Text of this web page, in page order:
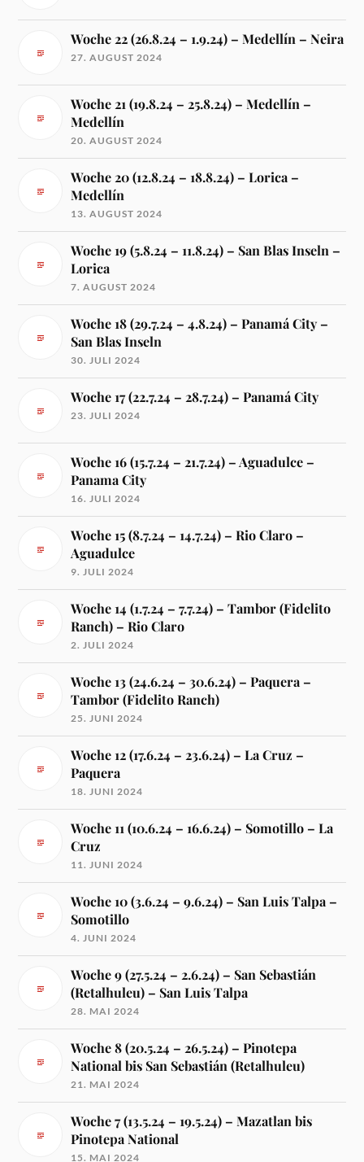
Woche 22 (26.8.24 – 1.9.24) – Medellín – Neira
27. AUGUST 2024
Woche 21 (19.8.24 – 25.8.24) – Medellín –
Medellín
20. AUGUST 2024
Woche 20 (12.8.24 – 18.8.24) – Lorica –
Medellín
13. AUGUST 2024
Woche 19 (5.8.24 – 11.8.24) – San Blas Inseln –
Lorica
7. AUGUST 2024
Woche 18 (29.7.24 – 4.8.24) – Panamá City –
San Blas Inseln
30. JULI 2024
Woche 17 (22.7.24 – 28.7.24) – Panamá City
23. JULI 2024
Woche 16 (15.7.24 – 21.7.24) – Aguadulce –
Panama City
16. JULI 2024
Woche 15 (8.7.24 – 14.7.24) – Rio Claro –
Aguadulce
9. JULI 2024
Woche 14 (1.7.24 – 7.7.24) – Tambor (Fidelito
Ranch) – Rio Claro
2. JULI 2024
Woche 13 (24.6.24 – 30.6.24) – Paquera –
Tambor (Fidelito Ranch)
25. JUNI 2024
Woche 12 (17.6.24 – 23.6.24) – La Cruz –
Paquera
18. JUNI 2024
Woche 11 (10.6.24 – 16.6.24) – Somotillo – La
Cruz
11. JUNI 2024
Woche 10 (3.6.24 – 9.6.24) – San Luis Talpa –
Somotillo
4. JUNI 2024
Woche 9 (27.5.24 – 2.6.24) – San Sebastián
(Retalhuleu) – San Luis Talpa
28. MAI 2024
Woche 8 (20.5.24 – 26.5.24) – Pinotepa
National bis San Sebastián (Retalhuleu)
21. MAI 2024
Woche 7 (13.5.24 – 19.5.24) – Mazatlan bis
Pinotepa National
15. MAI 2024